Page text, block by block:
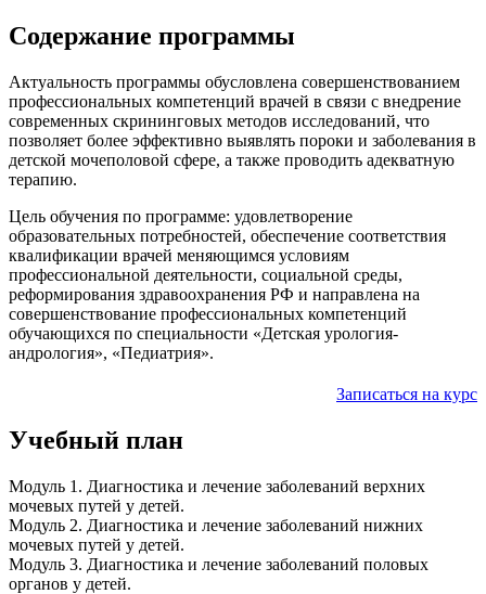
Содержание программы
Актуальность программы обусловлена совершенствованием
профессиональных компетенций врачей в связи с внедрение
современных скрининговых методов исследований, что
позволяет более эффективно выявлять пороки и заболевания в
детской мочеполовой сфере, а также проводить адекватную
терапию.
Цель обучения по программе: удовлетворение
образовательных потребностей, обеспечение соответствия
квалификации врачей меняющимся условиям
профессиональной деятельности, социальной среды,
реформирования здравоохранения РФ и направлена на
совершенствование профессиональных компетенций
обучающихся по специальности «Детская урология-
андрология», «Педиатрия».
Записаться на курс
Учебный план
Модуль 1. Диагностика и лечение заболеваний верхних
мочевых путей у детей.
Модуль 2. Диагностика и лечение заболеваний нижних
мочевых путей у детей.
Модуль 3. Диагностика и лечение заболеваний половых
органов у детей.